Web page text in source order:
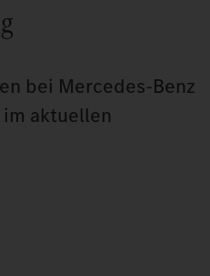
bei Mercedes-Benz
aktuellen